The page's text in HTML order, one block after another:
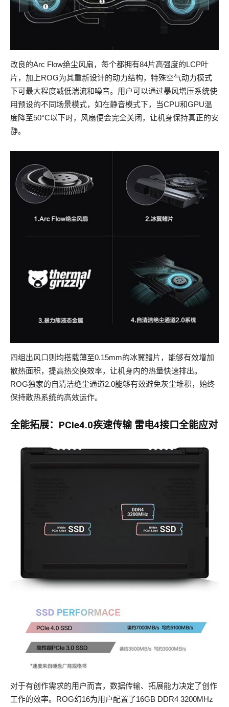
改良的Arc Flow绝尘风扇，每个都拥有84片高强度的LCP叶
片，加上ROG为其重新设计的动力结构，特殊空气动力模式
下可最大程度减低湍流和噪音。用户可以通过暴风增压系统使
用预设的不同场景模式，如在静音模式下，当CPU和GPU温
度降至50°C以下时，风扇便会完全关闭，让机身保持真正的安
静。
四组出风口则均搭载薄至0.15mm的冰翼鳍片，能够有效增加
散热面积，提高热交换效率，让机身内的热量快速排出。
ROG独家的自清洁绝尘通道2.0能够有效避免灰尘堆积，始终
保持散热系统的高效运作。
全能拓展：PCIe4.0疾速传输 雷电4接口全能应对
对于有创作需求的用户而言，数据传输、拓展能力决定了创作
工作的效率。ROG幻16为用户配置了16GB DDR4 3200MHz